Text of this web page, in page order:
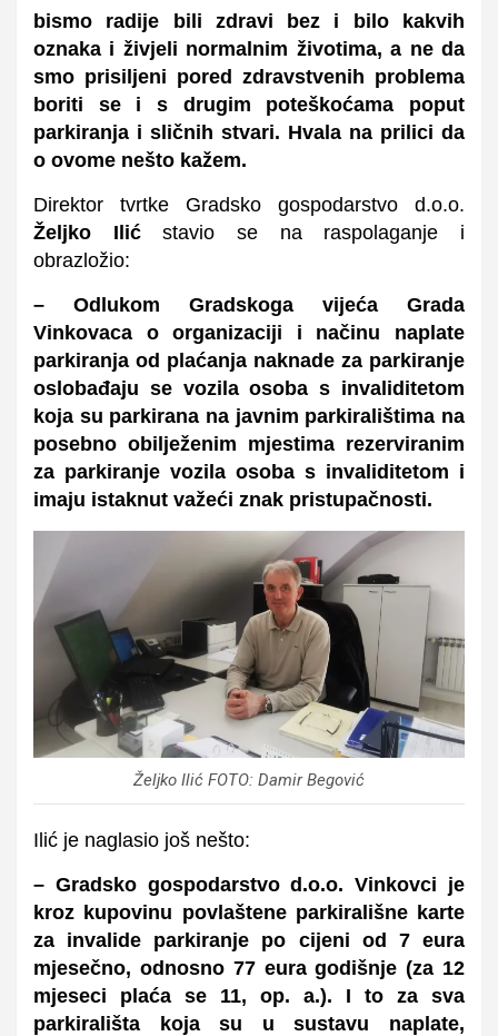
bismo radije bili zdravi bez i bilo kakvih
oznaka i živjeli normalnim životima, a ne da
smo prisiljeni pored zdravstvenih problema
boriti se i s drugim poteškoćama poput
parkiranja i sličnih stvari. Hvala na prilici da
o ovome nešto kažem.
Direktor tvrtke Gradsko gospodarstvo d.o.o.
Željko Ilićstavio se na raspolaganje i
obrazložio:
– Odlukom Gradskoga vijeća Grada
Vinkovaca o organizaciji i načinu naplate
parkiranja od plaćanja naknade za parkiranje
oslobađaju se vozila osoba s invaliditetom
koja su parkirana na javnim parkiralištima na
posebno obilježenim mjestima rezerviranim
za parkiranje vozila osoba s invaliditetom i
imaju istaknut važeći znak pristupačnosti.
Željko Ilić FOTO: Damir Begović
Ilić je naglasio još nešto:
– Gradsko gospodarstvo d.o.o. Vinkovci je
kroz kupovinu povlaštene parkirališne karte
za invalide parkiranje po cijeni od 7 eura
mjesečno, odnosno 77 eura godišnje (za 12
mjeseci plaća se 11, op. a.). I to za sva
parkirališta koja su u sustavu naplate,